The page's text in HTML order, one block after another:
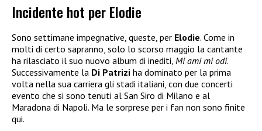
Incidente hot per Elodie
Sono settimane impegnative, queste, per Elodie. Come in
molti di certo sapranno, solo lo scorso maggio la cantante
ha rilasciato il suo nuovo album di inediti, Mi ami mi odi.
Successivamente la Di Patrizi ha dominato per la prima
volta nella sua carriera gli stadi italiani, con due concerti
evento che si sono tenuti al San Siro di Milano e al
Maradona di Napoli. Ma le sorprese per i fan non sono finite
qui.